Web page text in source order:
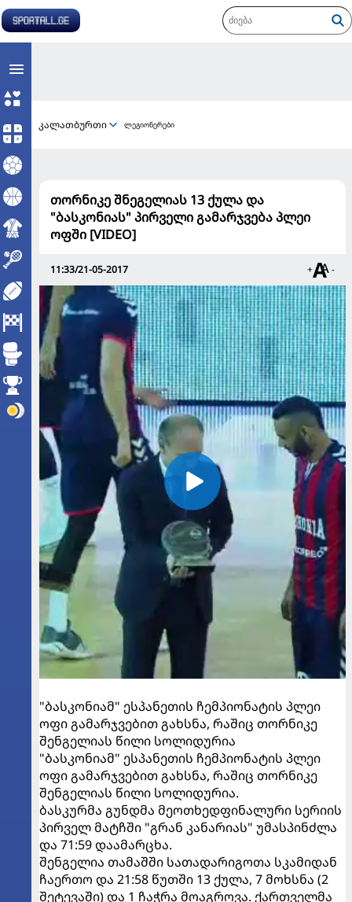
კალათბურთი ლეგიონერები
თორნიკე შნეგელიას 13 ქულა და
"ბასკონიას" პირველი გამარჯვება პლეი
ოფში [VIDEO]
11:33/21-05-2017 + -
"ბასკონიამ" ესპანეთის ჩემპიონატის პლეი
ოფი გამარჯვებით გახსნა, რაშიც თორნიკე
შენგელიას წილი სოლიდურია
"ბასკონიამ" ესპანეთის ჩემპიონატის პლეი
ოფი გამარჯვებით გახსნა, რაშიც თორნიკე
შენგელიას წილი სოლიდურია.
ბასკურმა გუნდმა მეოთხედფინალური სერიის
პირველ მატჩში "გრან კანარიას" უმასპინძლა
და 71:59 დაამარცხა.
შენგელია თამაშში სათადარიგოთა სკამიდან
ჩაერთო და 21:58 წუთში 13 ქულა, 7 მოხსნა (2
შეტევაში) და 1 ჩაჭრა მოაგროვა. ქართველმა